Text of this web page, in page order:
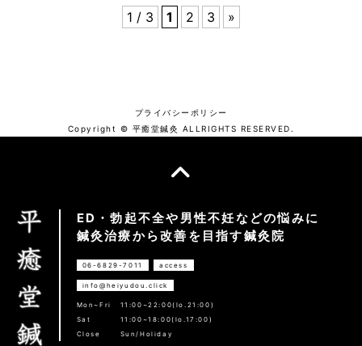
1 / 3 1 2 3 »
プライバシーポリシー
Copyright © 平癒堂鍼灸 ALLRIGHTS RESERVED.
ED・勃起不全や男性不妊などの悩みに
鍼灸治療から改善を目指す鍼灸院
06-6829-7011 access
info@heiyudou.click
Mon~Fri
11:00~22:00(lo.21:00)
Sat
11:00~18:00(lo.17:00)
Close
Sun/Holiday